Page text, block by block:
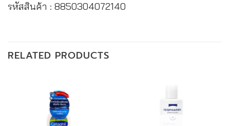
รหัสสินค้า : 8850304072140
RELATED PRODUCTS